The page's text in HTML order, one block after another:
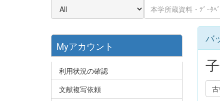
バ
Myアカウント
利用状況の確認
文献複写依頼